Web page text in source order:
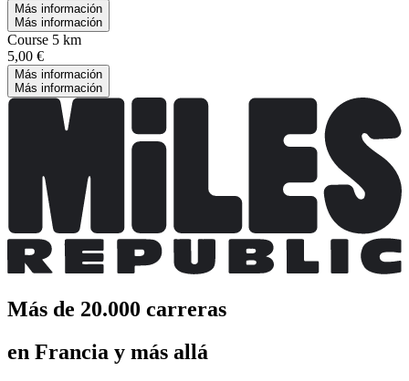
Más información
Más información
Course 5 km
5,00 €
Más información
Más información
Más de 20.000 carreras
en Francia y más allá